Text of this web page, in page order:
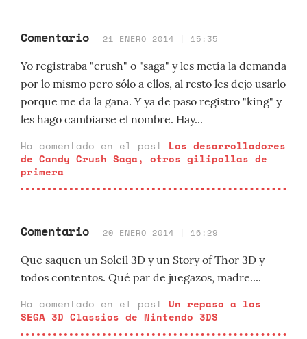
Comentario 21 ENERO 2014 | 15:35
Yo registraba "crush" o "saga" y les metía la demanda
por lo mismo pero sólo a ellos, al resto les dejo usarlo
porque me da la gana. Y ya de paso registro "king" y
les hago cambiarse el nombre. Hay...
Ha comentado en el post Los desarrolladores
de Candy Crush Saga, otros gilipollas de
primera
Comentario 20 ENERO 2014 | 16:29
Que saquen un Soleil 3D y un Story of Thor 3D y
todos contentos. Qué par de juegazos, madre....
Ha comentado en el post Un repaso a los
SEGA 3D Classics de Nintendo 3DS